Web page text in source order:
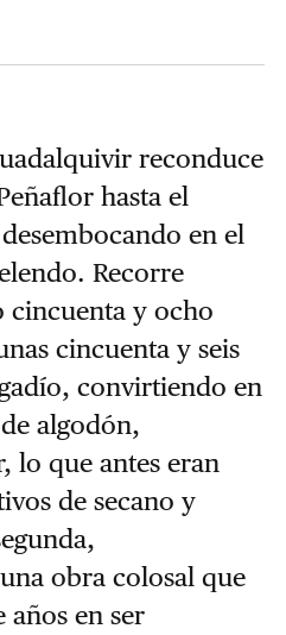
reconduce
hasta el
en el
Recorre
cincuenta y ocho
cincuenta y seis
convirtiendo en
algodón,
lo que antes eran
de secano y
obra colosal que
años en ser